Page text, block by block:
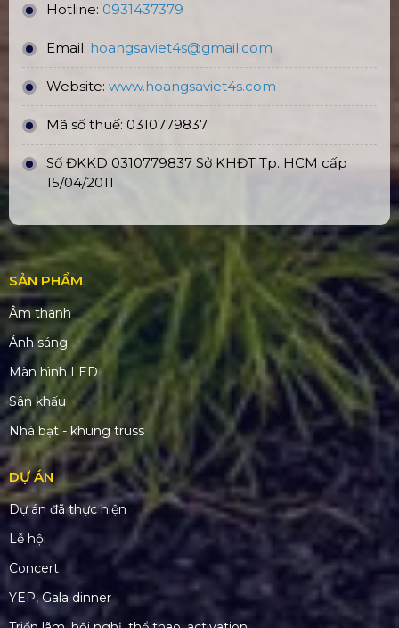
Hotline: 0931437379
Email: hoangsaviet4s@gmail.com
Website: www.hoangsaviet4s.com
Mã số thuế: 0310779837
Số ĐKKD 0310779837 Sở KHĐT Tp. HCM cấp
15/04/2011
SẢN PHẨM
Âm thanh
Ánh sáng
Màn hình LED
Sân khấu
Nhà bạt - khung truss
DỰ ÁN
Dự án đã thực hiện
Lễ hội
Concert
YEP, Gala dinner